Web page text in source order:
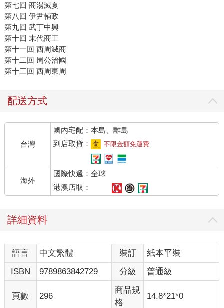
第七回 商湯滅夏
第八回 伊尹輔政
第九回 武丁中興
第十回 末代商王
第十一回 西周滅商
第十二回 周公治國
第十三回 西周東周
配送方式
台灣
國內宅配：本島、離島
到店取貨：
不限金額免運費
海外
國際快遞：全球
港澳店取：
詳細資料
語言 中文繁體 裝訂
紙本平裝
ISBN
9789863842729 分級 普通級
頁數 296
商品規
格
14.8*21*0